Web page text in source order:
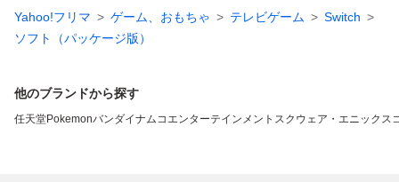
Yahoo!フリマ ゲーム、おもちゃ テレビゲーム
Switch
ソフト（パッケージ版）
他のブランドから探す
任天堂Pokemonバンダイナムコエンターテインメント スクウェア・エニックス